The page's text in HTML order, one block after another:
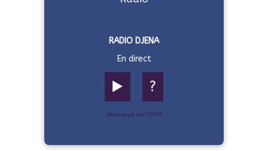
RADIO DJENA
En direct
▶️ ?
Développé par OTIYA